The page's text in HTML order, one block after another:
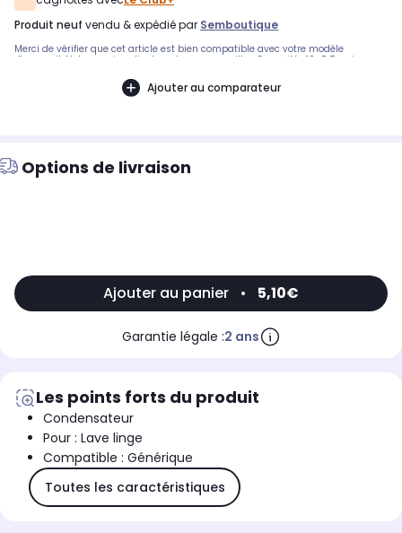
produit neuf vendu & expédié par Semboutique
Merci de vérifier que cet article est bien compatible avec votre modèle
d'appareil. Notre service client peut vous conseiller. Capacité: 40µF, Tension:
marques : DIVERS MARQUES.Compatible avec le modèle suivant : DIVERS
Ajouter au comparateur
Options de livraison
Ajouter au panier • 5,10€
Garantie légale :2 ans
Les points forts du produit
Condensateur
Pour : Lave linge
Compatible : Générique
Toutes les caractéristiques